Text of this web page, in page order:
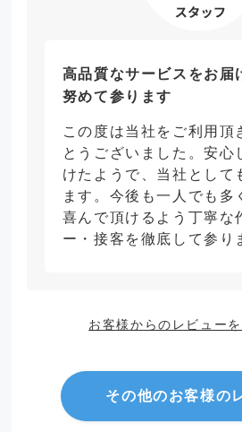
高品質なサービスをお届
努めて参ります
この度は当社をご利用頂
とうございました。安心
けたようで、当社として
ます。今後も一人でも多
喜んで頂けるよう丁寧な
ー・接客を徹底して参り
お客様からのレビュー
その他のお客様の